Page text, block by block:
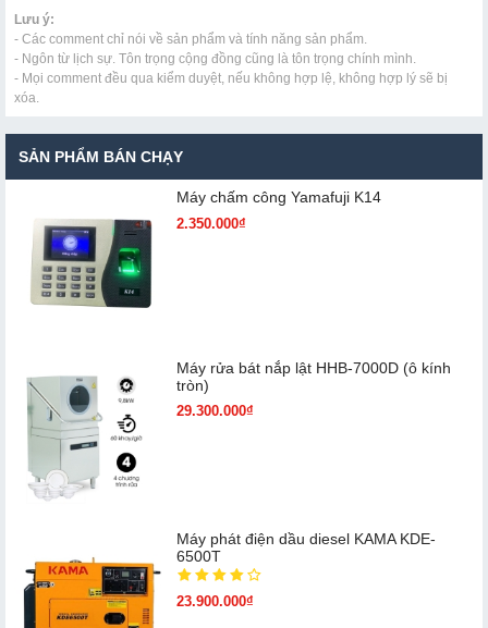
Lưu ý:
- Các comment chỉ nói về sản phẩm và tính năng sản phẩm.
- Ngôn từ lịch sự. Tôn trọng cộng đồng cũng là tôn trọng chính mình.
- Mọi comment đều qua kiểm duyệt, nếu không hợp lệ, không hợp lý sẽ bị
xóa.
SẢN PHẨM BÁN CHẠY
Máy chấm cô​ng Yamafuji K14
2.350.000₫
Máy rửa bát nắp lật HHB-7000D (ô kính
tròn)
29.300.000₫
Máy phát điện dầu diesel KAMA KDE-
6500T
23.900.000₫